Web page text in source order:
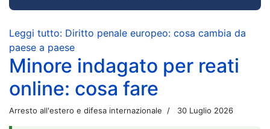
Leggi tutto: Diritto penale europeo: cosa cambia da
paese a paese
Minore indagato per reati
online: cosa fare
Arresto all'estero e difesa internazionale 30 Luglio 2026